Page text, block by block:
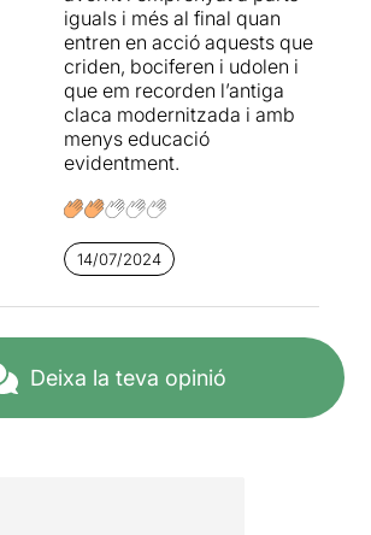
iguals i més al final quan
entren en acció aquests que
criden, bociferen i udolen i
que em recorden l’antiga
claca modernitzada i amb
menys educació
evidentment.
14/07/2024
Deixa la teva opinió